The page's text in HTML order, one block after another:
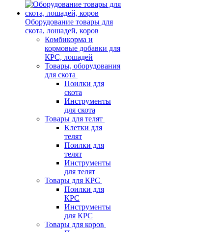
Оборудование товары для
скота, лошадей, коров
Комбикорма и
кормовые добавки для
КРС, лошадей
Товары, оборудования
для скота
Поилки для
скота
Инструменты
для скота
Товары для телят
Клетки для
телят
Поилки для
телят
Инструменты
для телят
Товары для КРС
Поилки для
КРС
Инструменты
для КРС
Товары для коров